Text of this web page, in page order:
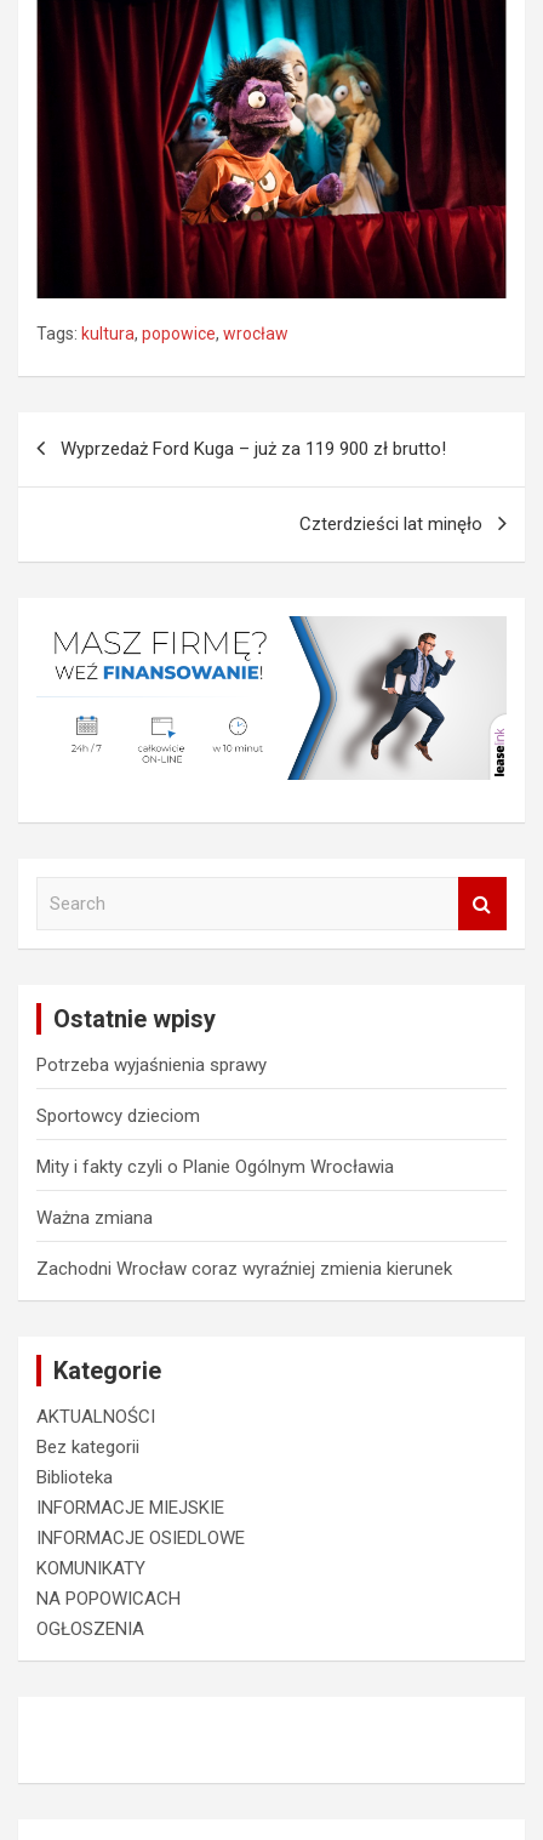
Tags: kultura, popowice, wrocław
wpisu
Wyprzedaż Ford Kuga – już za 119 900 zł brutto!
Czterdzieści lat minęło
Ostatnie wpisy
Potrzeba wyjaśnienia sprawy
Sportowcy dzieciom
Mity i fakty czyli o Planie Ogólnym Wrocławia
Ważna zmiana
Zachodni Wrocław coraz wyraźniej zmienia kierunek
Kategorie
AKTUALNOŚCI
Bez kategorii
Biblioteka
INFORMACJE MIEJSKIE
INFORMACJE OSIEDLOWE
KOMUNIKATY
NA POPOWICACH
OGŁOSZENIA